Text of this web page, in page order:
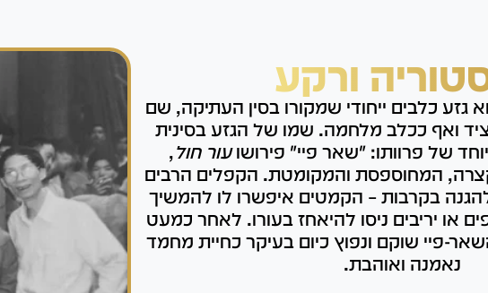
ורקע
גזע כלבים ייחודי שמקורו בסין העתיקה, שם
ואף ככלב מלחמה. שמו של הגזע בסינית
של פרוותו: "שאר פיי" פירושועור חול,
המחוספסת והמקומטת. הקפלים הרבים
בקרבות – הקמטים איפשרו לו להמשיך
או יריבים ניסו להיאחז בעורו. לאחר כמעט
במאה ה-20, השאר-פיי שוקם ונפוץ כיום בעיקר כחיית מחמד
נאמנה ואוהבת.